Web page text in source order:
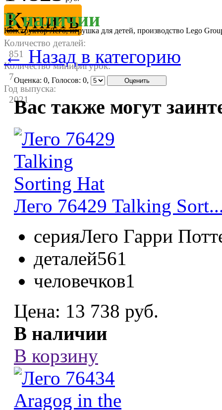
В наличии
Купить
Количество деталей:
851
Количество минифигурок:
7
Год выпуска:
2021
Конструктор Лего, игрушка для детей, производство Lego
← Назад в категорию
Оценка: 0, Голосов: 0,
Вас также могут
Лего 76429 Talking
серияЛего Гарри
деталей561
человечков1
Цена: 13 738 руб.
В наличии
В корзину